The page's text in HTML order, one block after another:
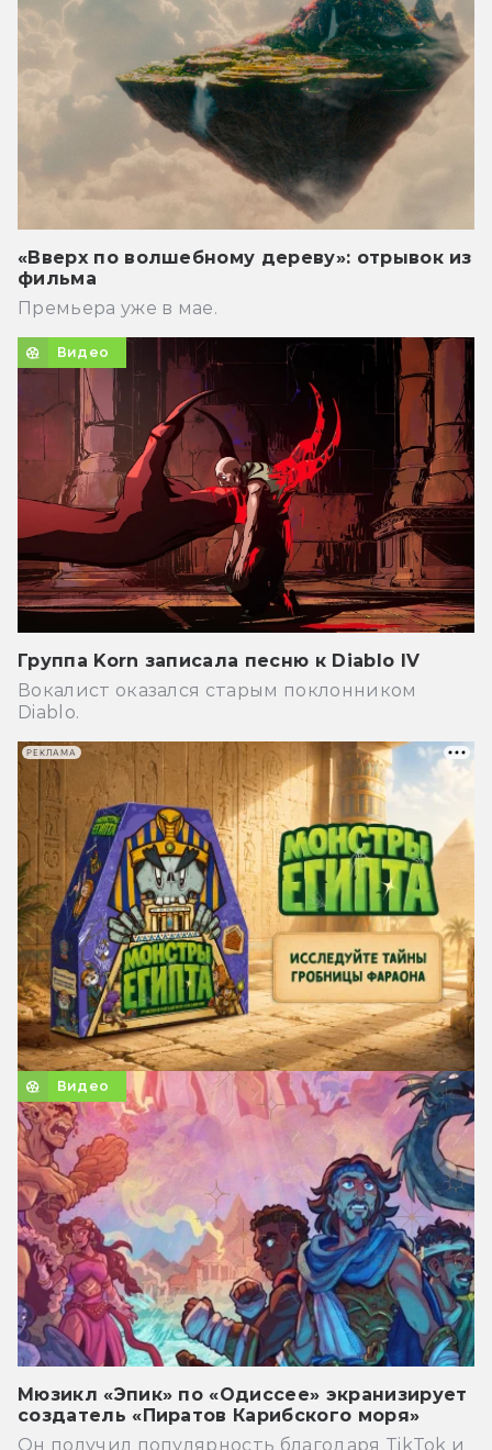
«Вверх по волшебному дереву»: отрывок из
фильма
Премьера уже в мае.
Видео
Группа Korn записала песню к Diablo IV
Вокалист оказался старым поклонником
Diablo.
Видео
Мюзикл «Эпик» по «Одиссее» экранизирует
создатель «Пиратов Карибского моря»
Он получил популярность благодаря TikTok и
РЕКЛАМА